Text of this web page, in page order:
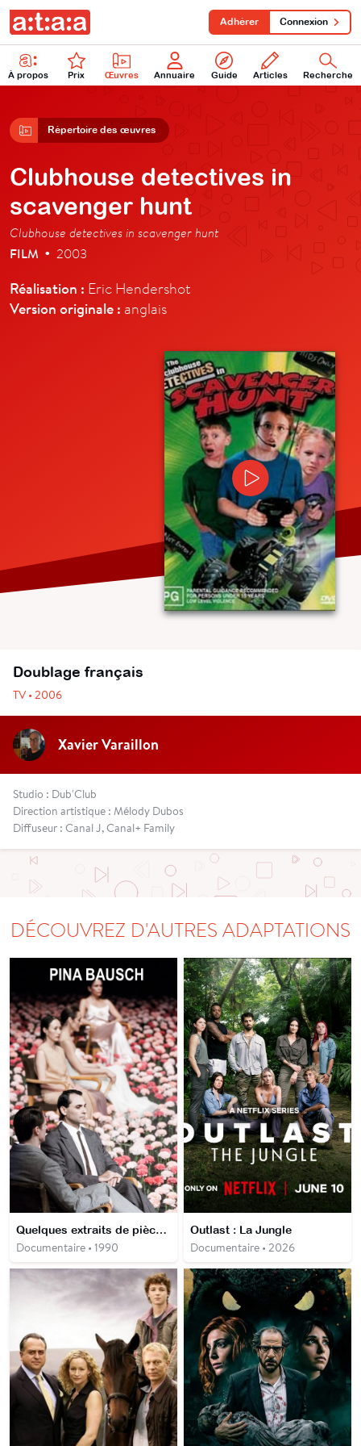
À propos Prix Œuvres Annuaire Guide Articles Recherche
Adhérer Connexion
Répertoire des œuvres
Clubhouse detectives in
scavenger hunt
Clubhouse detectives in scavenger hunt
FILM • 2003
Réalisation : Eric Hendershot
Version originale : anglais
Doublage français
TV • 2006
Xavier Varaillon
Studio : Dub'Club
Direction artistique : Mélody Dubos
Diffuseur : Canal J, Canal+ Family
DÉCOUVREZ D'AUTRES ADAPTATIONS
Quelques extraits de pièces de Pina Bausch
Documentaire • 1990
Outlast : La Jungle
Documentaire • 2026